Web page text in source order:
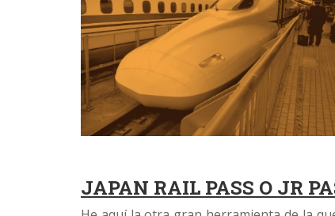
JAPAN RAIL PASS O JR